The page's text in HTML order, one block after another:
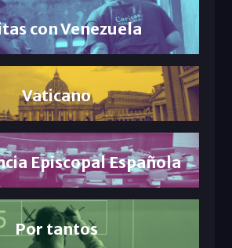
con Venezuela
Vaticano
Episcopal Española
Por tantos